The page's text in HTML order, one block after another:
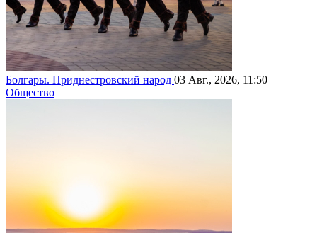
Болгары. Приднестровский народ 03 Авг., 2026, 11:50
Общество